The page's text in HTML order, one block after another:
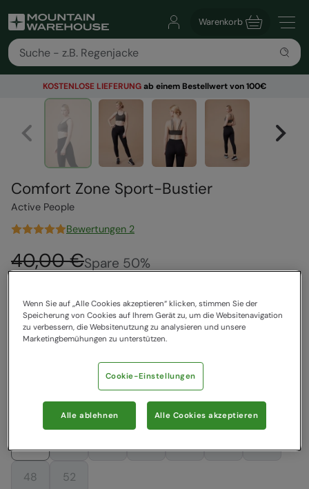
Warenkorb
KOSTENLOSE LIEFERUNGab einem Bestellwert von 100€
Comfort Zone Sport-Bustier
Active People
Bewertungen 2
40,00 €Spare 50%
20,00 €
Farbe:Khaki
Wählen Sie eine EU-Größe
Grössentabelle
48 52
Wenn Sie auf „Alle Cookies akzeptieren“ klicken, stimmen Sie der
Speicherung von Cookies auf Ihrem Gerät zu, um die Websitenavigation
zu verbessern, die Websitenutzung zu analysieren und unsere
Marketingbemühungen zu unterstützen.
Cookie-Einstellungen
Alle ablehnen Alle Cookies akzeptieren